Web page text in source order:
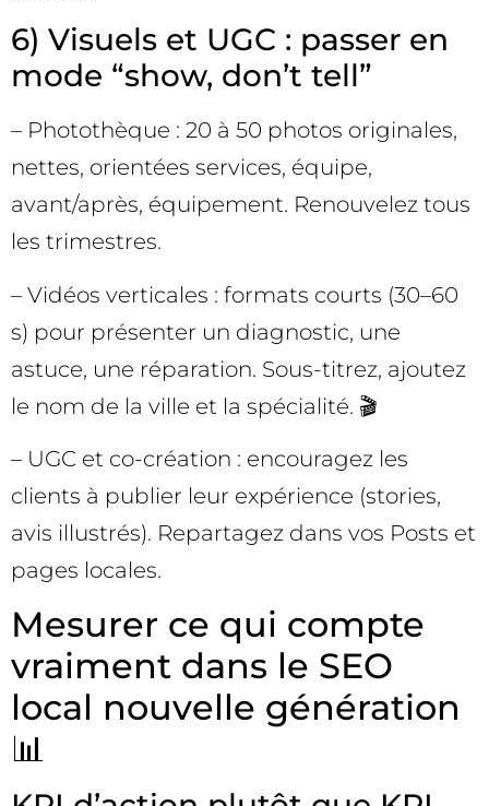
6) Visuels et UGC : passer en
mode “show, don’t tell”
– Photothèque : 20 à 50 photos originales,
nettes, orientées services, équipe,
avant/après, équipement. Renouvelez tous
les trimestres.
– Vidéos verticales : formats courts (30–60
s) pour présenter un diagnostic, une
astuce, une réparation. Sous-titrez, ajoutez
le nom de la ville et la spécialité. 🎬
– UGC et co-création : encouragez les
clients à publier leur expérience (stories,
avis illustrés). Repartagez dans vos Posts et
pages locales.
Mesurer ce qui compte
vraiment dans le SEO
local nouvelle génération
📊